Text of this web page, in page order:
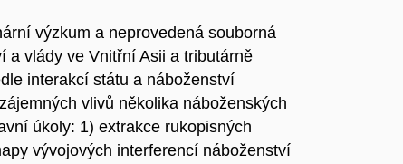
výzkum a neprovedená souborná
a vlády ve Vnitřní Asii a tributárně
interakcí státu a náboženství
vlivů několika náboženských
úkoly: 1) extrakce rukopisných
vývojových interferencí náboženství